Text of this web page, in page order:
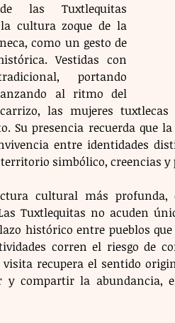
las Tuxtlequitas
cultura zoque de la
como un gesto de
Vestidas con
portando
al ritmo del
las mujeres
Su presencia recuerda que
entre identidades
simbólico, creencias
cultural más
Tuxtlequitas no acuden
histórico entre pueblos
corren el riesgo de
visita recupera el sentido
y compartir la abundancia,